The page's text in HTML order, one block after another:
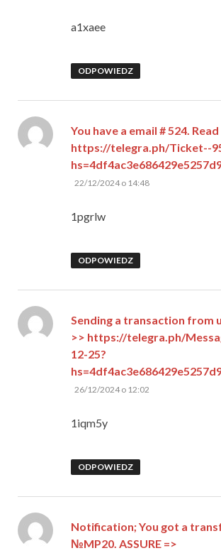
a1xaee
ODPOWIEDZ
You have a email # 524. Read
https://telegra.ph/Ticket--
pisze:
22/12/2024 o 14:48
1pgrlw
ODPOWIEDZ
Sending a transaction from
>> https://telegra.ph/
12-25?
pisze:
26/12/2024 o 12:02
1iqm5y
ODPOWIEDZ
Notification; You got a
№MP20. ASSURE =>